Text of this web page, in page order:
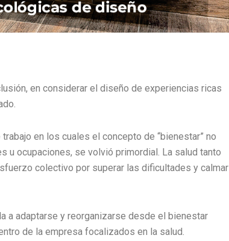
en considerar el diseño de experiencias ricas
en los cuales el concepto de “bienestar” no
u ocupaciones, se volvió primordial. La salud tanto
colectivo por superar las dificultades y calmar
a adaptarse y reorganizarse desde el bienestar
de la empresa focalizados en la salud.